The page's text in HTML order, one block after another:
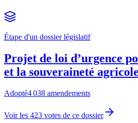
Étape d'un dossier législatif
Projet de loi d’urgence
et la souveraineté
Adopté4 038 amendements
Voir les 423 votes de ce dossier